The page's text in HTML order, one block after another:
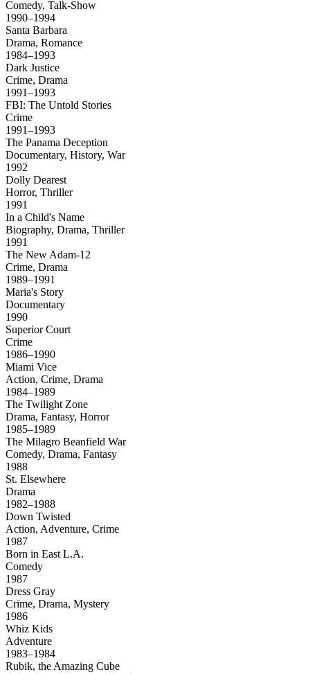
Comedy, Talk-Show
1990–1994
Santa Barbara
Drama, Romance
1984–1993
Dark Justice
Crime, Drama
1991–1993
FBI: The Untold Stories
Crime
1991–1993
The Panama Deception
Documentary, History, War
1992
Dolly Dearest
Horror, Thriller
1991
In a Child's Name
Biography, Drama, Thriller
1991
The New Adam-12
Crime, Drama
1989–1991
Maria's Story
Documentary
1990
Superior Court
Crime
1986–1990
Miami Vice
Action, Crime, Drama
1984–1989
The Twilight Zone
Drama, Fantasy, Horror
1985–1989
The Milagro Beanfield War
Comedy, Drama, Fantasy
1988
St. Elsewhere
Drama
1982–1988
Down Twisted
Action, Adventure, Crime
1987
Born in East L.A.
Comedy
1987
Dress Gray
Crime, Drama, Mystery
1986
Whiz Kids
Adventure
1983–1984
Rubik, the Amazing Cube